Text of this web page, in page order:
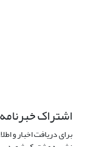
اشتراک خبرنامه
برای دریافت اخبار و